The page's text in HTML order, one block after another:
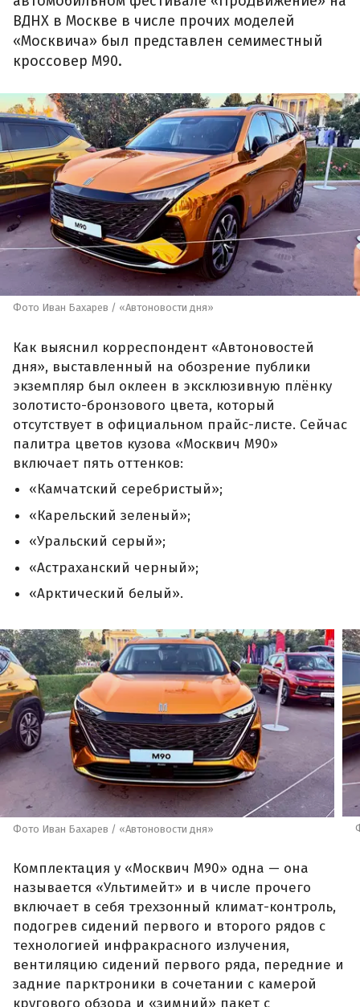
ВДНХ в Москве в числе прочих моделей
«Москвича» был представлен семиместный
кроссовер М90.
Фото Иван Бахарев / «Автоновости дня»
Как выяснил корреспондент «Автоновостей
дня», выставленный на обозрение публики
экземпляр был оклеен в эксклюзивную плёнку
золотисто-бронзового цвета, который
отсутствует в официальном прайс-листе. Сейчас
палитра цветов кузова «Москвич М90»
включает пять оттенков:
«Камчатский серебристый»;
«Карельский зеленый»;
«Уральский серый»;
«Астраханский черный»;
«Арктический белый».
Фото Иван Бахарев / «Автоновости дня»
Комплектация у «Москвич М90» одна — она
называется «Ультимейт» и в числе прочего
включает в себя трехзонный климат-контроль,
подогрев сидений первого и второго рядов с
технологией инфракрасного излучения,
вентиляцию сидений первого ряда, передние и
задние парктроники в сочетании с камерой